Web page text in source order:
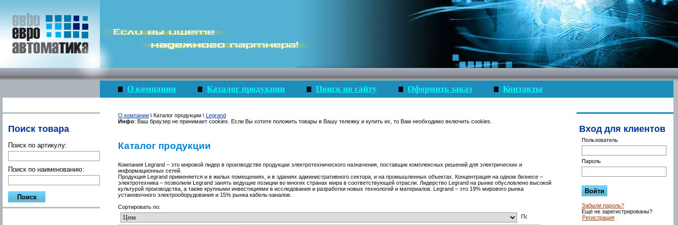
Поиск товара
Поиск по артикулу:
Поиск по наименованию:
О компании Каталог продукции Поиск по сайту Оформить заказ Контакты
О компании \ Каталог продукции \ Legrand
Инфо: Ваш браузер не принимает cookies. Если Вы хотите положить товары в Вашу тележку и купить их, то Вам необходимо включить cookies.
Каталог продукции
Компания Legrand – это мировой лидер в производстве продукции электротехнического назначения, поставщик комплексных решений для электрических и
информационных сетей.
Продукция Legrand применяется и в жилых помещениях, и в зданиях административного сектора, и на промышленных объектах. Концентрация на одном бизнесе –
электротехника – позволили Legrand занять ведущие позиции во многих странах мира в соответствующей отрасли. Лидерство Legrand на рынке обусловлено высокой
культурой производства, а также крупными инвестициями в исследования и разработки новых технологий и материалов. Legrand – это 19% мирового рынка
установочного электрооборудования и 15% рынка кабель-каналов.
Сортировать по:
Вход для клиентов
Пользователь
Пароль
Забыли пароль?
Ещё не зарегистрированы?
Регистрация